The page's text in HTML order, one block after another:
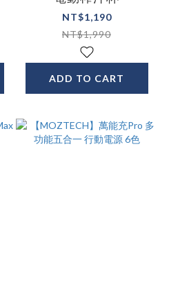
NT$1,190
NT$1,990
ADD TO CART